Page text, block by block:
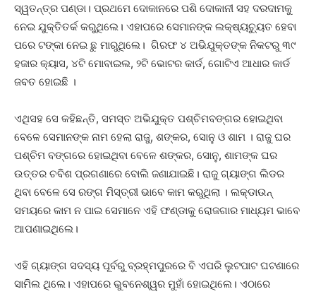
ସ୍ୱତନ୍ତ୍ର ପଣ୍ଡା। ପ୍ରଥମେ ଦୋକାନରେ ପଶି ଦୋକାନୀ ସହ ଦରଦାମକୁ
ନେଇ ଯୁକ୍ତିତର୍କ କରୁଥିଲେ। ଏହାପରେ ସେମାନଙ୍କ ଲକ୍ଷ୍ୟଚ୍ୟୁତ ହେବା
ପରେ ଟଙ୍କା ନେଇ ଛୁ ମାରୁଥିଲେ। ଗିରଫ ୪ ଅଭିଯୁକ୍ତଙ୍କ ନିକଟରୁ ୩୯
ହଜାର କ୍ୟାସ, ୪ଟି ମୋବାଇଲ, ୨ଟି ଭୋଟର କାର୍ଡ, ଗୋଟିଏ ଆଧାର କାର୍ଡ
ଜବତ ହୋଇଛି ।
ଏଥିସହ ସେ କହିଛନ୍ତି, ସମସ୍ତ ଅଭିଯୁକ୍ତ ପଶ୍ଚିମବଙ୍ଗର ହୋଇଥିବା
ବେଳେ ସେମାନଙ୍କ ନାମ ହେଲା ରାଜୁ, ଶଙ୍କର, ସୋନୁ ଓ ଶାମ । ରାଜୁ ଘର
ପଶ୍ଚିମ ବଙ୍ଗରେ ହୋଇଥିବା ବେଳେ ଶଙ୍କର, ସୋନୁ, ଶାମଙ୍କ ଘର
ଉତ୍ତର ଚବିଶ ପ୍ରଗଣାରେ ବୋଲି ଜଣାଯାଇଛି। ରାଜୁ ଗ୍ୟାଙ୍ଗ ଲିଡର
ଥିବା ବେଳେ ସେ ରଙ୍ଗ ମିସ୍ତ୍ରୀ ଭାବେ କାମ କରୁଥିଲା । ଲକ୍‌ଡାଉନ୍‌
ସମୟରେ କାମ ନ ପାଇ ସେମାନେ ଏହି ଫଣ୍ଡାକୁ ରୋଜଗାର ମାଧ୍ୟମ ଭାବେ
ଆପଣାଇଥିଲେ।
ଏହି ଗ୍ୟାଙ୍ଗ ସଦସ୍ୟ ପୂର୍ବରୁ ବ୍ରହ୍ମପୁରରେ ବି ଏପରି ଲୁଟପାଟ ଘଟଣାରେ
ସାମିଲ ଥିଲେ। ଏହାପରେ ଭୁବନେଶ୍ୱର ମୁହାଁ ହୋଇଥିଲେ। ଏଠାରେ